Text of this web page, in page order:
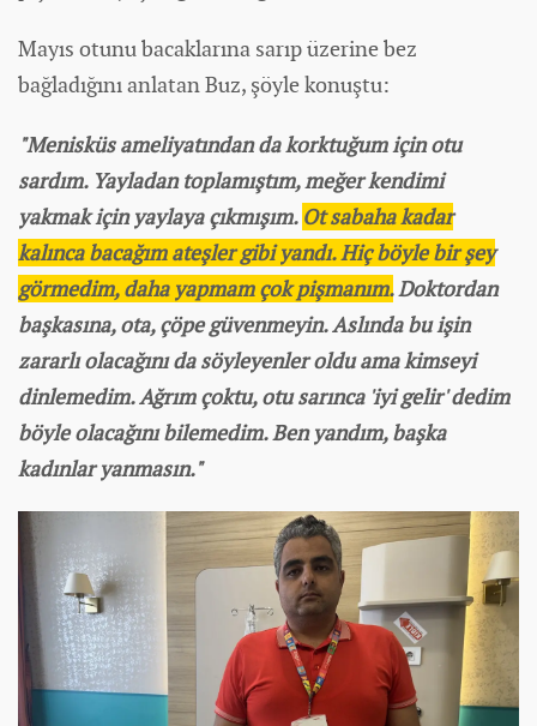
Mayıs otunu bacaklarına sarıp üzerine bez
bağladığını anlatan Buz, şöyle konuştu:
"Menisküs ameliyatından da korktuğum için otu
sardım. Yayladan toplamıştım, meğer kendimi
yakmak için yaylaya çıkmışım. Ot sabaha kadar
kalınca bacağım ateşler gibi yandı. Hiç böyle bir şey
görmedim, daha yapmam çok pişmanım.Doktordan
başkasına, ota, çöpe güvenmeyin. Aslında bu işin
zararlı olacağını da söyleyenler oldu ama kimseyi
dinlemedim. Ağrım çoktu, otu sarınca 'iyi gelir' dedim
böyle olacağını bilemedim. Ben yandım, başka
kadınlar yanmasın."